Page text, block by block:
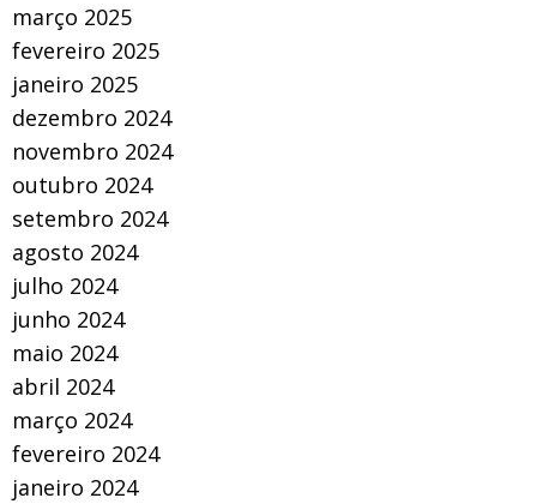
março 2025
fevereiro 2025
janeiro 2025
dezembro 2024
novembro 2024
outubro 2024
setembro 2024
agosto 2024
julho 2024
junho 2024
maio 2024
abril 2024
março 2024
fevereiro 2024
janeiro 2024